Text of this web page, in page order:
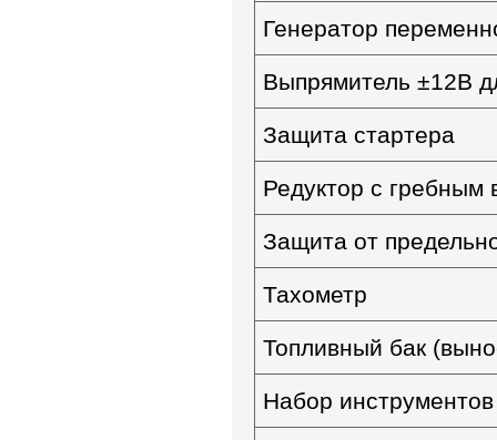
Генератор
Выпрямитель ±12В
Защита стартера
Редуктор с гребным
Защита от
Тахометр
Топливный бак
Набор инструментов